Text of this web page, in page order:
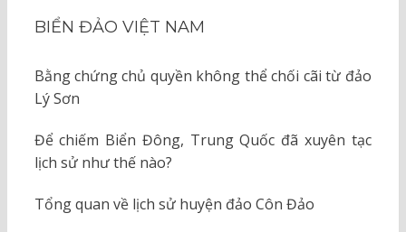
BIỂN ĐẢO VIỆT NAM
Bằng chứng chủ quyền không thể chối cãi từ đảo
Lý Sơn
Để chiếm Biển Đông, Trung Quốc đã xuyên tạc
lịch sử như thế nào?
Tổng quan về lịch sử huyện đảo Côn Đảo